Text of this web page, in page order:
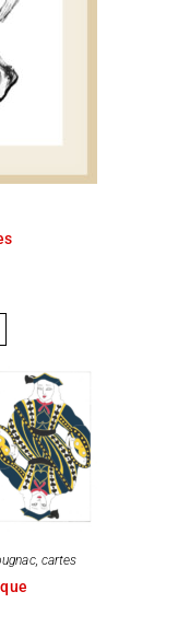
cartes